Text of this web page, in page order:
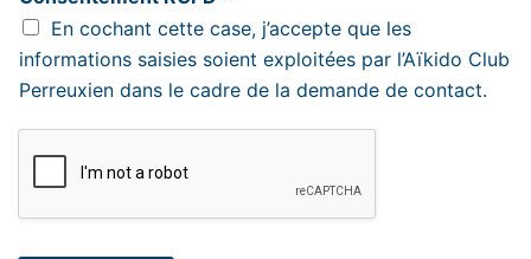
En cochant cette case, j’accepte que les
informations saisies soient exploitées par l’Aïkido Club
Perreuxien dans le cadre de la demande de contact.